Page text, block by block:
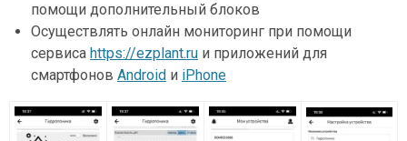
помощи дополнительный блоков
Осуществлять онлайн мониторинг при помощи
сервиса https://ezplant.ru и приложений для
смартфонов Android и iPhone